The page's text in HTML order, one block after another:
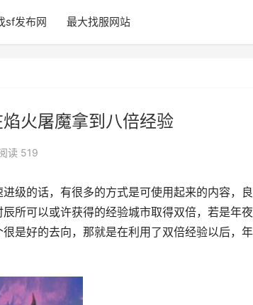
sf发布网 最大找服网站
火屠魔拿到八倍经验
读 519
级的话，有很多的方式是可使用起来的内容，
所可以或许获得的经验城市取得双倍，若是年
是好的去向，那就是在利用了双倍经验以后，